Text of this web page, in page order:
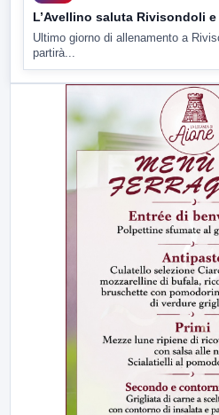
L’Avellino saluta Rivisondoli
Ultimo giorno di allenamento a
partirà...